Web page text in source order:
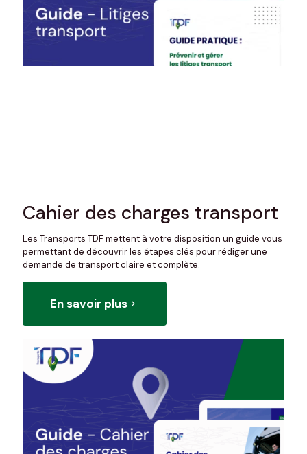
Cahier des charges transport
Les Transports TDF mettent à votre disposition un guide vous
permettant de découvrir les étapes clés pour rédiger une
demande de transport claire et complète.
En savoir plus